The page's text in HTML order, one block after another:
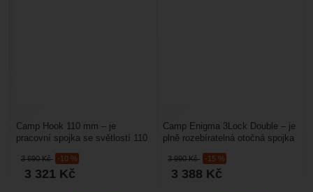
3 690Kč -10 %
3 321 Kč
Camp Hook 110 mm – je
pracovní spojka se světlostí 110
kde se potřebujete...
3 990Kč -15 %
3 388 Kč
Camp Enigma 3Lock Double – je
plně rozebíratelná otočná spojka
kroucení lana,...